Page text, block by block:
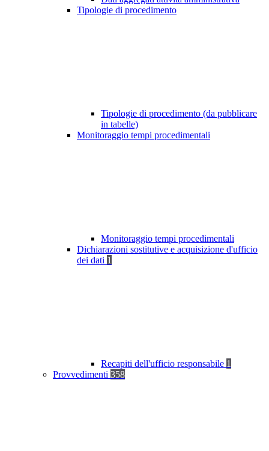
Tipologie di procedimento
Tipologie di procedimento (da pubblicare
in tabelle)
Monitoraggio tempi procedimentali
Monitoraggio tempi procedimentali
Dichiarazioni sostitutive e acquisizione d'ufficio
dei dati 1
Recapiti dell'ufficio responsabile 1
Provvedimenti 358